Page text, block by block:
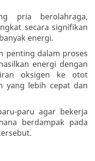
pria berolahraga,
secara signifikan
energi.
penting dalam proses
energi dengan
oksigen ke otot
yang lebih cepat dan
paru agar bekerja
berdampak pada